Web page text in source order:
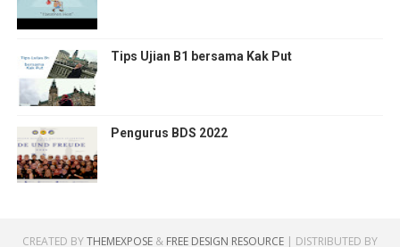
Tips Ujian B1 bersama Kak Put
Pengurus BDS 2022
CREATED BYTHEMEXPOSE& FREE DESIGN RESOURCE| DISTRIBUTED BY